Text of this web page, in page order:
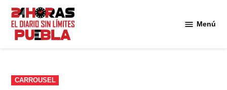
Saltar
contenido
Menú
PUBLICADO
EN
CARROUSEL